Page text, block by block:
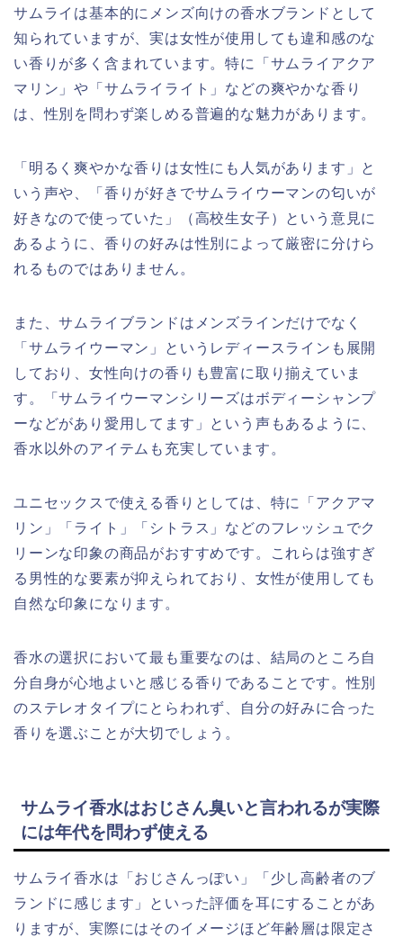
サムライは基本的にメンズ向けの香水ブランドとして
知られていますが、実は女性が使用しても違和感のな
い香りが多く含まれています。特に「サムライアクア
マリン」や「サムライライト」などの爽やかな香り
は、性別を問わず楽しめる普遍的な魅力があります。
「明るく爽やかな香りは女性にも人気があります」と
いう声や、「香りが好きでサムライウーマンの匂いが
好きなので使っていた」（高校生女子）という意見に
あるように、香りの好みは性別によって厳密に分けら
れるものではありません。
また、サムライブランドはメンズラインだけでなく
「サムライウーマン」というレディースラインも展開
しており、女性向けの香りも豊富に取り揃えていま
す。「サムライウーマンシリーズはボディーシャンプ
ーなどがあり愛用してます」という声もあるように、
香水以外のアイテムも充実しています。
ユニセックスで使える香りとしては、特に「アクアマ
リン」「ライト」「シトラス」などのフレッシュでク
リーンな印象の商品がおすすめです。これらは強すぎ
る男性的な要素が抑えられており、女性が使用しても
自然な印象になります。
香水の選択において最も重要なのは、結局のところ自
分自身が心地よいと感じる香りであることです。性別
のステレオタイプにとらわれず、自分の好みに合った
香りを選ぶことが大切でしょう。
サムライ香水はおじさん臭いと言われるが実際
には年代を問わず使える
サムライ香水は「おじさんっぽい」「少し高齢者のブ
ランドに感じます」といった評価を耳にすることがあ
りますが、実際にはそのイメージほど年齢層は限定さ